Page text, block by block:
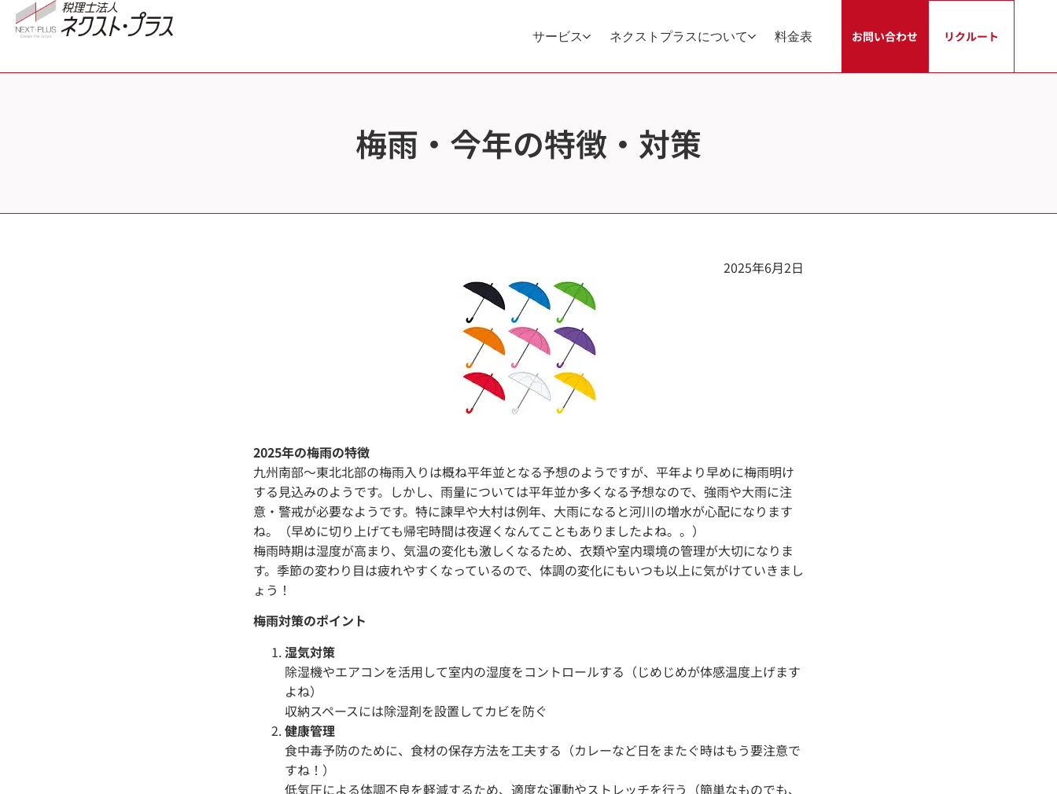
サービス ネクストプラスについて 料金表 お問い合わせ リクルート
梅雨・今年の特徴・対策
2025年6月2日
2025年の梅雨の特徴
九州南部〜東北北部の梅雨入りは概ね平年並となる予想のようですが、平年より早めに梅雨明け
する見込みのようです。しかし、雨量については平年並か多くなる予想なので、強雨や大雨に注
意・警戒が必要なようです。特に諫早や大村は例年、大雨になると河川の増水が心配になります
ね。（早めに切り上げても帰宅時間は夜遅くなんてこともありましたよね。。）
梅雨時期は湿度が高まり、気温の変化も激しくなるため、衣類や室内環境の管理が大切になりま
す。季節の変わり目は疲れやすくなっているので、体調の変化にもいつも以上に気がけていきまし
ょう！
梅雨対策のポイント
湿気対策
除湿機やエアコンを活用して室内の湿度をコントロールする（じめじめが体感温度上げます
よね）
収納スペースには除湿剤を設置してカビを防ぐ
健康管理
食中毒予防のために、食材の保存方法を工夫する（カレーなど日をまたぐ時はもう要注意で
すね！）
低気圧による体調不良を軽減するため、適度な運動やストレッチを行う（簡単なものでも、